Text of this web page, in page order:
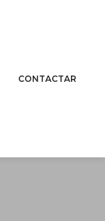
CONTACTAR